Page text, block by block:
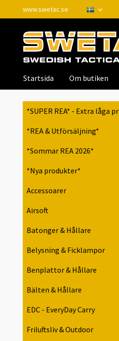
www.swetac.se
Startsida Om butiken
*SUPER REA* - Extra låga
*REA & Utförsäljning*
*Sommar REA 2026*
*Nya produkter*
Accessoarer
Airsoft
Batonger & Hållare
Belysning & Ficklampor
Benplattor & Hållare
Bälten & Hållare
EDC - EveryDay Carry
Friluftsliv & Outdoor